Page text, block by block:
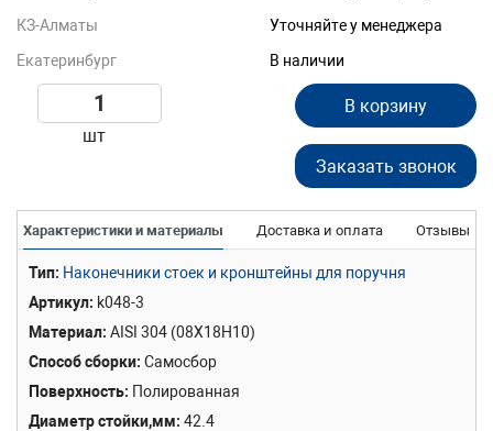
КЗ-Алматы
Уточняйте у менеджера
Екатеринбург
В наличии
шт
В корзину
Заказать звонок
Характеристики и материалы Доставка и оплата Отзывы
Тип Наконечники стоек и кронштейны для поручня
Артикул k048-3
Материал AISI 304 (08Х18Н10)
Способ сборки Самосбор
Поверхность Полированная
Диаметр стойки,мм 42.4